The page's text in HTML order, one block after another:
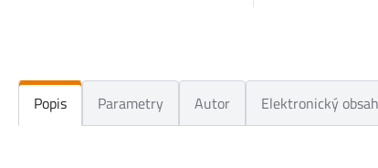
Popis Parametry Autor Elektronický obsah